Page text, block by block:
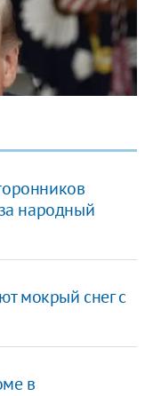
народный
мокрый снег с
в